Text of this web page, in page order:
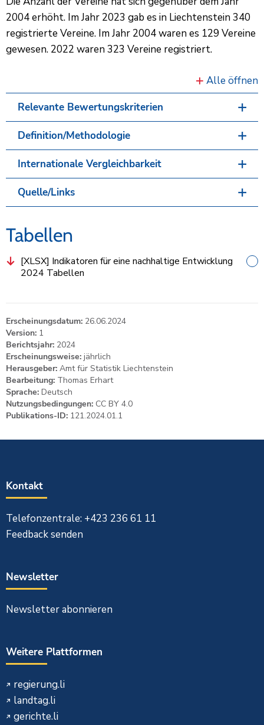
2004 erhöht. Im Jahr 2023 gab es in Liechtenstein 340
registrierte Vereine. Im Jahr 2004 waren es 129 Vereine
gewesen. 2022 waren 323 Vereine registriert.
Alle öffnen
Relevante Bewertungskriterien
Definition/Methodologie
Internationale Vergleichbarkeit
Quelle/Links
Tabellen
[XLSX] Indikatoren für eine nachhaltige Entwicklung
2024 Tabellen
Erscheinungsdatum: 26.06.2024
Version: 1
Berichtsjahr: 2024
Erscheinungsweise: jährlich
Herausgeber: Amt für Statistik Liechtenstein
Bearbeitung: Thomas Erhart
Sprache: Deutsch
Nutzungsbedingungen: CC BY 4.0
Publikations-ID: 121.2024.01.1
Kontakt
Telefonzentrale: +423 236 61 11
Feedback senden
Newsletter
Newsletter abonnieren
Weitere Plattformen
regierung.li
landtag.li
gerichte.li